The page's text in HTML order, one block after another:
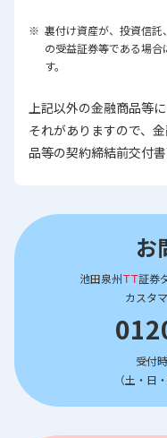
裏付け資産が、投資信
の受益証券等である場
す。
上記以外の金融商品等
それがありますので、
品等の契約締結前交付
お
池田泉州ＴＴ証券
カスタ
受付
（土・日